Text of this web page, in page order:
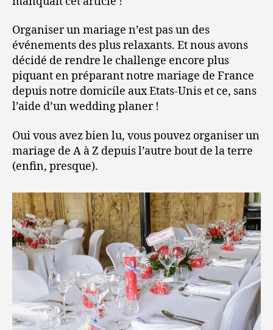
Organiser un mariage n’est pas un des
événements des plus relaxants. Et nous avons
décidé de rendre le challenge encore plus
piquant en préparant notre mariage de France
depuis notre domicile aux Etats-Unis et ce, sans
l’aide d’un wedding planer !
Oui vous avez bien lu, vous pouvez organiser un
mariage de A à Z depuis l’autre bout de la terre
(enfin, presque).